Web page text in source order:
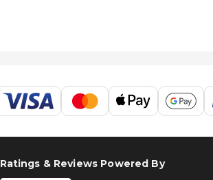
Ratings & Reviews Powered By